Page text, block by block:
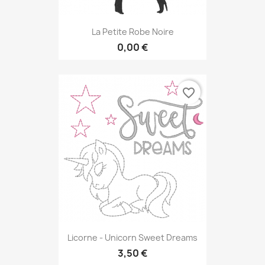
La Petite Robe Noire
0,00 €
Licorne - Unicorn Sweet Dreams
3,50 €
favorite_border